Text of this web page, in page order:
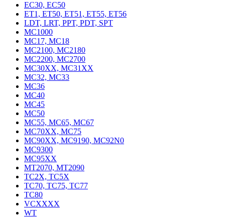
EC30, EC50
ET1, ET50, ET51, ET55, ET56
LDT, LRT, PPT, PDT, SPT
MC1000
MC17, MC18
MC2100, MC2180
MC2200, MC2700
MC30XX, MC31XX
MC32, MC33
MC36
MC40
MC45
MC50
MC55, MC65, MC67
MC70XX, MC75
MC90XX, MC9190, MC92N0
MC9300
MC95XX
MT2070, MT2090
TC2X, TC5X
TC70, TC75, TC77
TC80
VCXXXX
WT